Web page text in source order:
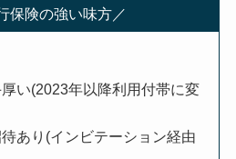
保険の強い味方／
い(2023年以降利用付帯に変
あり(インビテーション経由